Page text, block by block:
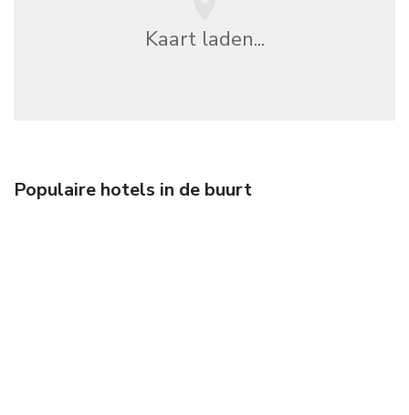
Kaart laden...
Populaire hotels in de buurt